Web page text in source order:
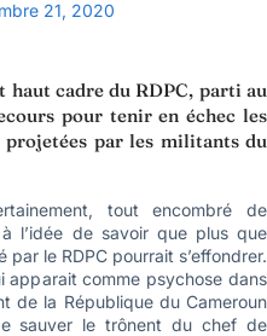
21, 2020
haut cadre du RDPC, parti au
pour tenir en échec les
par les militants du
tout encombré de
l’idée de savoir que plus que
le RDPC pourrait s’effondrer.
apparait comme psychose dans
de la République du Cameroun
sauver le trônent du chef de